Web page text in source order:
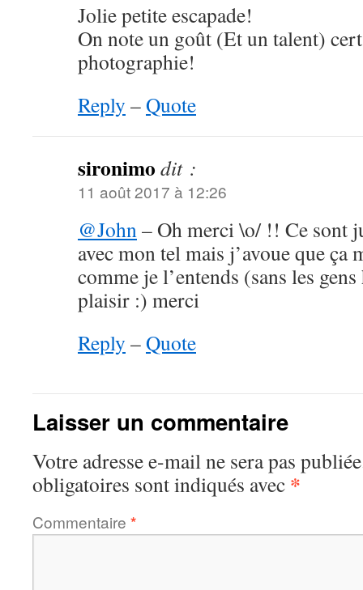
Jolie petite escapade!
On note un goût (Et un talent)
photographie!
Reply –Quote
sironimo dit :
11 août 2017 à 12:26
@John– Oh merci \o/ !! Ce sont
avec mon tel mais j’avoue que ça
comme je l’entends (sans les
plaisir :) merci
Reply –Quote
Laisser un commentaire
Votre adresse e-mail ne sera pas
obligatoires sont indiqués avec *
Commentaire *